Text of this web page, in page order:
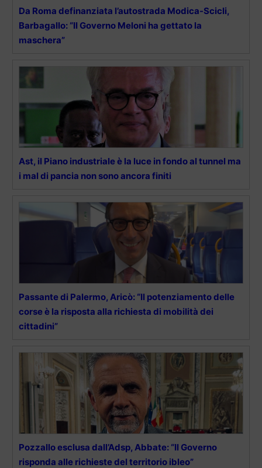
Da Roma definanziata l’autostrada Modica-Scicli,
Barbagallo: “Il Governo Meloni ha gettato la
maschera”
Ast, il Piano industriale è la luce in fondo al tunnel ma
i mal di pancia non sono ancora finiti
Passante di Palermo, Aricò: “Il potenziamento delle
corse è la risposta alla richiesta di mobilità dei
cittadini”
Pozzallo esclusa dall’Adsp, Abbate: “Il Governo
risponda alle richieste del territorio ibleo”